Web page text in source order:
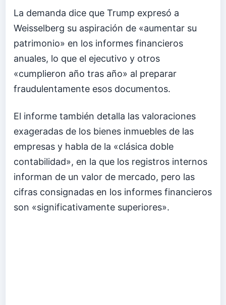
La demanda dice que Trump expresó a
Weisselberg su aspiración de «aumentar su
patrimonio» en los informes financieros
anuales, lo que el ejecutivo y otros
«cumplieron año tras año» al preparar
fraudulentamente esos documentos.
El informe también detalla las valoraciones
exageradas de los bienes inmuebles de las
empresas y habla de la «clásica doble
contabilidad», en la que los registros internos
informan de un valor de mercado, pero las
cifras consignadas en los informes financieros
son «significativamente superiores».